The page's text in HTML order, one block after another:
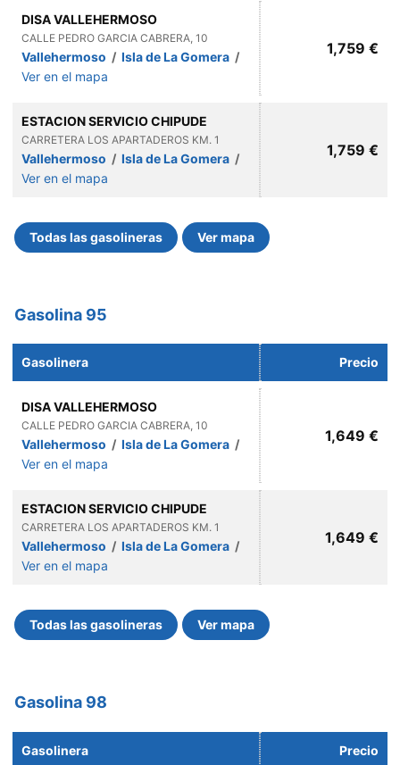
DISA VALLEHERMOSO
CALLE PEDRO GARCIA CABRERA, 10
Vallehermoso / Isla de La Gomera /
Ver en el mapa
1,759 €
ESTACION SERVICIO CHIPUDE
CARRETERA LOS APARTADEROS KM. 1
Vallehermoso / Isla de La Gomera /
Ver en el mapa
1,759 €
Todas las gasolineras Ver mapa
Gasolina 95
Gasolinera Precio
DISA VALLEHERMOSO
CALLE PEDRO GARCIA CABRERA, 10
Vallehermoso / Isla de La Gomera /
Ver en el mapa
1,649 €
ESTACION SERVICIO CHIPUDE
CARRETERA LOS APARTADEROS KM. 1
Vallehermoso / Isla de La Gomera /
Ver en el mapa
1,649 €
Todas las gasolineras Ver mapa
Gasolina 98
Gasolinera Precio